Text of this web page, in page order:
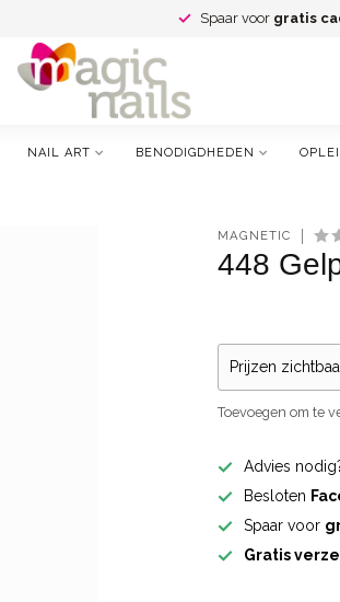
Spaar voor gratis
NAIL ART BENODIGDHEDEN
MAGNETIC
448
Prijzen
Toevoegen om te
Advies
Besloten
Spaar voor
Gratis